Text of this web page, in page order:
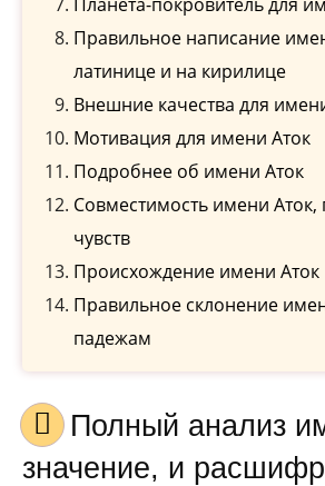
Правильное написание
латинице и на кирилице
Внешние качества для
Мотивация для имени Аток
Подробнее об имени Аток
Совместимость имени Аток,
чувств
Происхождение имени Аток
Правильное склонение
падежам
Полный анализ имени Аток,
значение, и